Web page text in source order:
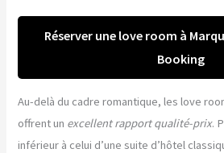
Réserver une love room à
Booking
Au-delà du cadre romantique, les love
offrent un excellent rapport qualité-prix.
inférieur à celui d’une suite d’hôtel